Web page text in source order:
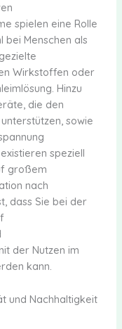
spielen eine Rolle
bei Menschen als
Wirkstoffen oder
Hinzu
die den
sowie
speziell
großem
nach
dass Sie bei der
der Nutzen im
kann.
und Nachhaltigkeit